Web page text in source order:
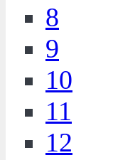
8
9
10
11
12